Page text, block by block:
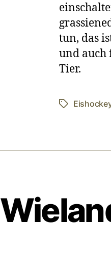
tun, das
und auch
Tier.
Schlagwörter